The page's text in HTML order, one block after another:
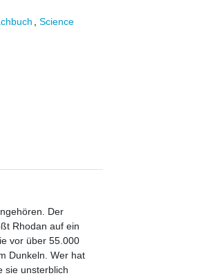
Science
Der
Rhodan auf ein
vor über 55.000
Dunkeln. Wer hat
sie unsterblich